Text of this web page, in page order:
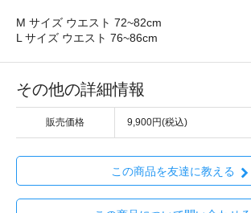
M サイズ ウエスト 72~82cm
L サイズ ウエスト 76~86cm
その他の詳細情報
販売価格 9,900円(税込)
この商品を友達に教える